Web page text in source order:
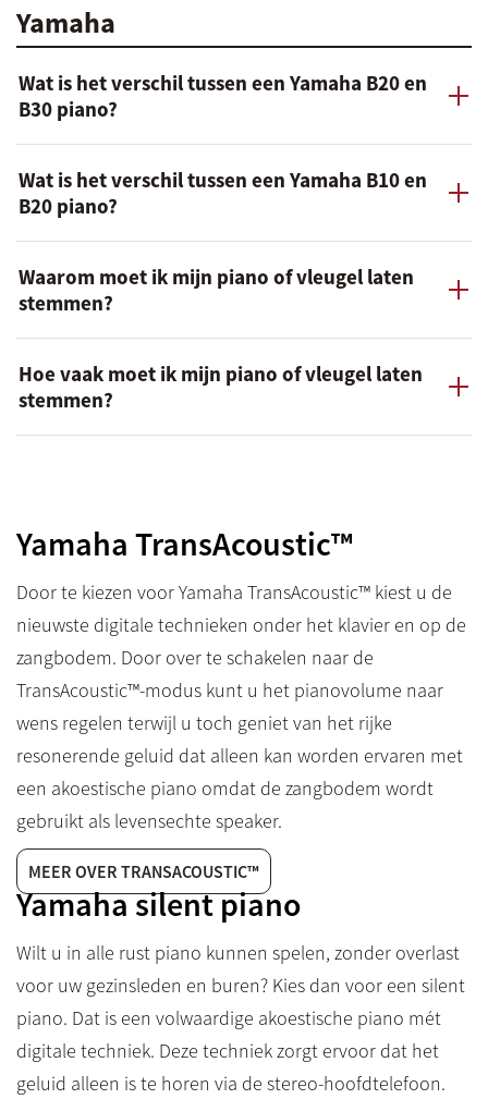
Yamaha
Wat is het verschil tussen een Yamaha B20 en
B30 piano?
Wat is het verschil tussen een Yamaha B10 en
B20 piano?
Waarom moet ik mijn piano of vleugel laten
stemmen?
Hoe vaak moet ik mijn piano of vleugel laten
stemmen?
Yamaha TransAcoustic™
Door te kiezen voor Yamaha TransAcoustic™ kiest u de
nieuwste digitale technieken onder het klavier en op de
zangbodem. Door over te schakelen naar de
TransAcoustic™-modus kunt u het pianovolume naar
wens regelen terwijl u toch geniet van het rijke
resonerende geluid dat alleen kan worden ervaren met
een akoestische piano omdat de zangbodem wordt
gebruikt als levensechte speaker.
MEER OVER TRANSACOUSTIC™
Yamaha silent piano
Wilt u in alle rust piano kunnen spelen, zonder overlast
voor uw gezinsleden en buren? Kies dan voor een silent
piano. Dat is een volwaardige akoestische piano mét
digitale techniek. Deze techniek zorgt ervoor dat het
geluid alleen is te horen via de stereo-hoofdtelefoon.